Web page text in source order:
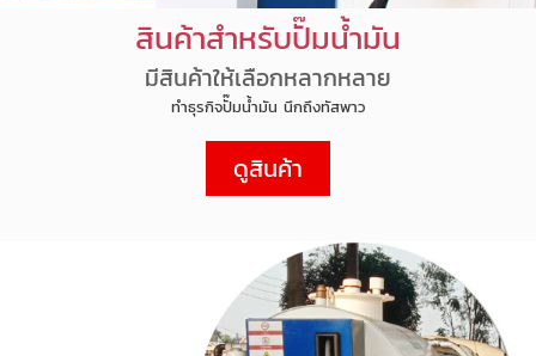
สินค้าสำหรับปั๊มน้ำมัน
มีสินค้าให้เลือกหลากหลาย
ทำธุรกิจปั๊มน้ำมัน นึกถึงทัสพาว
ดูสินค้า